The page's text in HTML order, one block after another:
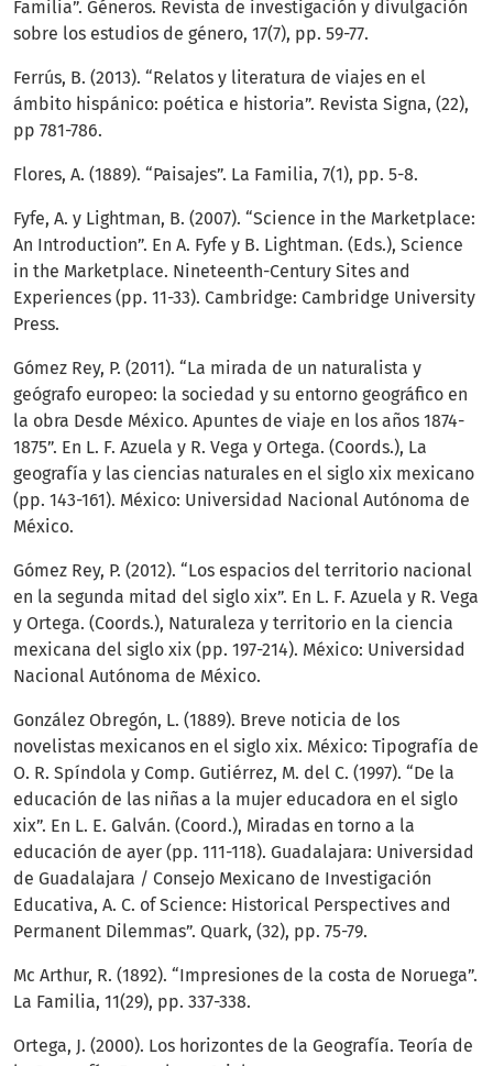
Familia”. Géneros. Revista de investigación y divulgación
sobre los estudios de género, 17(7), pp. 59-77.
Ferrús, B. (2013). “Relatos y literatura de viajes en el
ámbito hispánico: poética e historia”. Revista Signa, (22),
pp 781-786.
Flores, A. (1889). “Paisajes”. La Familia, 7(1), pp. 5-8.
Fyfe, A. y Lightman, B. (2007). “Science in the Marketplace:
An Introduction”. En A. Fyfe y B. Lightman. (Eds.), Science
in the Marketplace. Nineteenth-Century Sites and
Experiences (pp. 11-33). Cambridge: Cambridge University
Press.
Gómez Rey, P. (2011). “La mirada de un naturalista y
geógrafo europeo: la sociedad y su entorno geográfico en
la obra Desde México. Apuntes de viaje en los años 1874-
1875”. En L. F. Azuela y R. Vega y Ortega. (Coords.), La
geografía y las ciencias naturales en el siglo xix mexicano
(pp. 143-161). México: Universidad Nacional Autónoma de
México.
Gómez Rey, P. (2012). “Los espacios del territorio nacional
en la segunda mitad del siglo xix”. En L. F. Azuela y R. Vega
y Ortega. (Coords.), Naturaleza y territorio en la ciencia
mexicana del siglo xix (pp. 197-214). México: Universidad
Nacional Autónoma de México.
González Obregón, L. (1889). Breve noticia de los
novelistas mexicanos en el siglo xix. México: Tipografía de
O. R. Spíndola y Comp. Gutiérrez, M. del C. (1997). “De la
educación de las niñas a la mujer educadora en el siglo
xix”. En L. E. Galván. (Coord.), Miradas en torno a la
educación de ayer (pp. 111-118). Guadalajara: Universidad
de Guadalajara / Consejo Mexicano de Investigación
Educativa, A. C. of Science: Historical Perspectives and
Permanent Dilemmas”. Quark, (32), pp. 75-79.
Mc Arthur, R. (1892). “Impresiones de la costa de Noruega”.
La Familia, 11(29), pp. 337-338.
Ortega, J. (2000). Los horizontes de la Geografía. Teoría de